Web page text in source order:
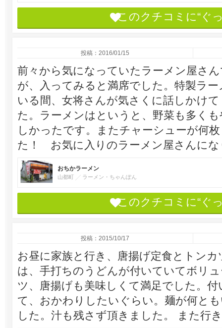
このクチコミに“ぐ
投稿：2016/01/15
前々から気になっていたラーメン屋さ
が、入ってみると満席でした。特製ラ
いる間、女将さんが気さくに話しかけ
た。ラーメンはというと、野菜も多く
しかったです。またチャーシューが何
た！ お気に入りのラーメン屋さんにな
おちかラーメン
山都町 ラーメン・ちゃんぽん
このクチコミに“ぐ
投稿：2015/10/17
お昼に家族と行き、唐揚げ定食とトン
は、手打ちのうどんが付いていてボリ
ツ、唐揚げも美味しくて満足でした。
て、おかわりしたいぐらい。麺が何と
した。汁も残さず頂きました。 また行